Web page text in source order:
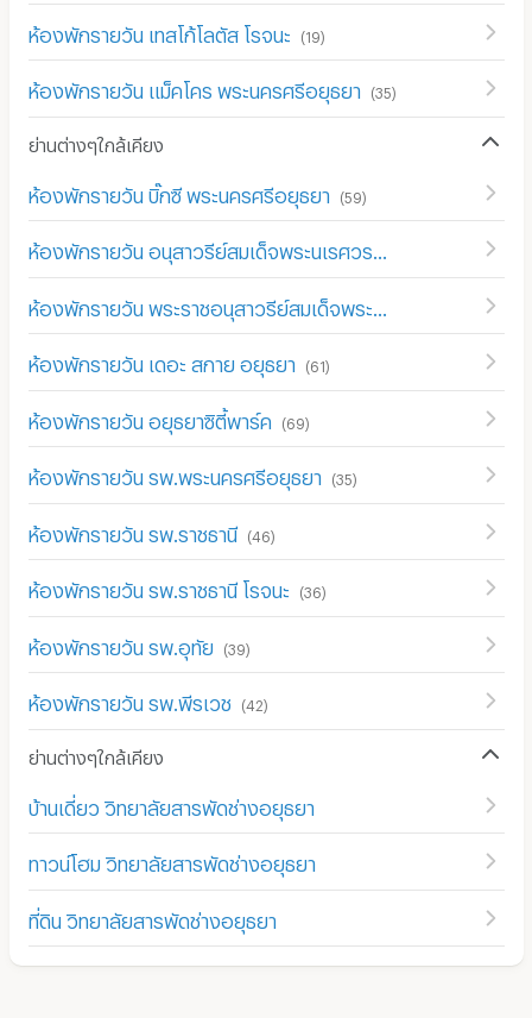
ห้องพักรายวัน เทสโก้โลตัส โรจนะ (19)
ห้องพักรายวัน แม็คโคร พระนครศรีอยุธยา (35)
ย่านต่างๆใกล้เคียง
ห้องพักรายวัน บิ๊กซี พระนครศรีอยุธยา (59)
ห้องพักรายวัน เดอะ สกาย อยุธยา (61)
ห้องพักรายวัน อยุธยาซิตี้พาร์ค (69)
ห้องพักรายวัน รพ.พระนครศรีอยุธยา (35)
ห้องพักรายวัน รพ.ราชธานี (46)
ห้องพักรายวัน รพ.ราชธานี โรจนะ (36)
ห้องพักรายวัน รพ.อุทัย (39)
ห้องพักรายวัน รพ.พีรเวช (42)
ย่านต่างๆใกล้เคียง
บ้านเดี่ยว วิทยาลัยสารพัดช่างอยุธยา
ทาวน์โฮม วิทยาลัยสารพัดช่างอยุธยา
ที่ดิน วิทยาลัยสารพัดช่างอยุธยา